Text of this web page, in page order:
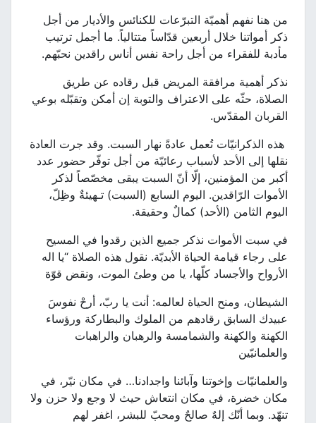
من هنا نفهم أهميّة التبرّعات للكنائس والأديار من أجل
ذكر أمواتنا خلال أربعين قدّاساً متتالياً. ما أجمل ترتيب
مأدبة للفقراء من أجل راحة نفس أناس راقدين نحبّهم.
نذكر أهمية مرافقة المريض قبل رقاده عن طريق
الصلاة، حثّه على الاعتراف والتوبة إن أمكن وتقبّله بوعي
القربان المقدّس.
هذه الذكرانيّات تُعمل عادةً نهار السبت. وقد جرت العادة
نقلها إلى الأحد لأسباب رعائيّة من أجل توفّر حضور عدد
أكبر من المؤمنين، إلّا أنّ السبت يبقى مخصّصاً لذكر
الأموات الرّاقدين. اليوم السابع (السبت) تـهيئةٌ وظِلّ،
اليوم الثامن (الأحد) كمالٌ وحقيقة.
في سبت الأموات نذكر جميع الذين رقدوا في المسيح
على رجاء قيامة الحياة الأبديّة. نقول هذه الصلاة “يا اله
الأرواح والأجساد كلّها، يا من وطئ الموت، ونقض قوّة
الشيطان، ومنح الحياة لعالمه: أنت يا ربّ، أرحْ نفوسَ
عبيدك السابق رقادهم من الملوك والبطاركة ورؤساء
الكهنة والكهنة والشمامسة والرهبان والراهبات
والعلمانيّين
والعلمانيّات وإخوتنا وآبائنا واجدادنا… في مكان نيّر، في
مكان خضرة، في مكان انتعاش حيث لا وجع ولا حزن ولا
تنهّد. وبما أنّك إلهٌ صالحٌ ومحبّ للبشر، اغفر لهم